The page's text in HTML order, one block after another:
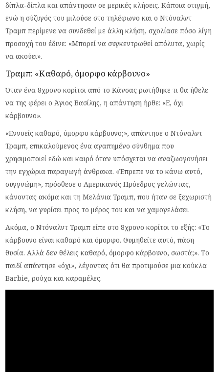
δίπλα-δίπλα και απάντησαν σε μερικές κλήσεις. Κάποια στιγμή,
ενώ η σύζυγός του μιλούσε στο τηλέφωνο και ο Ντόναλντ
Τραμπ περίμενε να συνδεθεί με άλλη κλήση, σχολίασε πόσο λίγη
προσοχή του έδινε: «Μπορεί να συγκεντρωθεί απόλυτα, χωρίς
να ακούει».
Τραμπ: «Καθαρό, όμορφο κάρβουνο»
Όταν ένα 8χρονο κορίτσι από το Κάνσας ρωτήθηκε τι θα ήθελε
να της φέρει ο Άγιος Βασίλης, η απάντηση ήρθε: «Ε, όχι
κάρβουνο».
«Εννοείς καθαρό, όμορφο κάρβουνο;», απάντησε ο Ντόναλντ
Τραμπ, επικαλούμενος ένα αγαπημένο σύνθημα που
χρησιμοποιεί εδώ και καιρό όταν υπόσχεται να αναζωογονήσει
την εγχώρια παραγωγή άνθρακα. «Έπρεπε να το κάνω αυτό,
συγγνώμη», πρόσθεσε ο Αμερικανός Πρόεδρος γελώντας,
κάνοντας ακόμα και τη Μελάνια Τραμπ, που ήταν σε ξεχωριστή
κλήση, να γυρίσει προς το μέρος του και να χαμογελάσει.
Ακόμα, ο Ντόναλντ Τραμπ είπε στο 8χρονο κορίτσι το εξής: «Το
κάρβουνο είναι καθαρό και όμορφο. Θυμηθείτε αυτό, πάση
θυσία. Αλλά δεν θέλεις καθαρό, όμορφο κάρβουνο, σωστά;». Το
παιδί απάντησε «όχι», λέγοντας ότι θα προτιμούσε μια κούκλα
Barbie, ρούχα και καραμέλες.